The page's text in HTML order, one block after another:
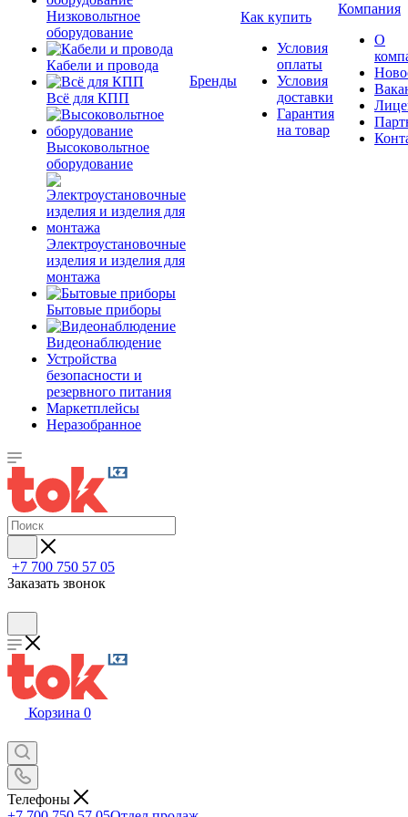
Низковольтное
оборудование
Кабели и провода
Всё для КПП
Высоковольтное
оборудование
Электроустановочные
изделия и изделия для
монтажа
Бытовые приборы
Видеонаблюдение
Устройства
безопасности и
резервного питания
Маркетплейсы
Неразобранное
Бренды
Как купить
Условия
оплаты
Условия
доставки
Гарантия
на товар
Компания
О
+7 700 750 57 05
Заказать звонок
Корзина 0
Телефоны